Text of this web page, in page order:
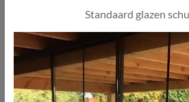
Standaard glazen